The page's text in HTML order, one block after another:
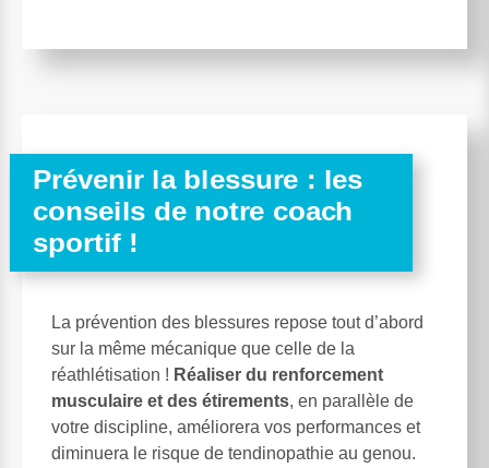
Prévenir la blessure : les
conseils de notre coach
sportif !
La prévention des blessures repose tout d’abord
sur la même mécanique que celle de la
réathlétisation ! Réaliser du renforcement
musculaire et des étirements, en parallèle de
votre discipline, améliorera vos performances et
diminuera le risque de tendinopathie au genou.